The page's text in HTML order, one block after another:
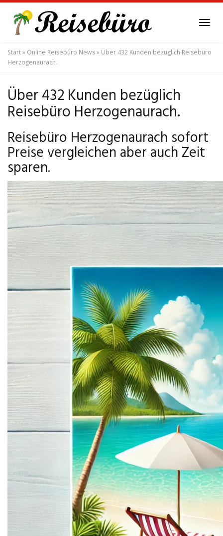
main
content
Start» Online Reisebüro News» Über 432 Kunden bezüglich Reisebüro
Herzogenaurach.
Über 432 Kunden bezüglich
Reisebüro Herzogenaurach.
Reisebüro Herzogenaurach sofort
Preise vergleichen aber auch Zeit
sparen.